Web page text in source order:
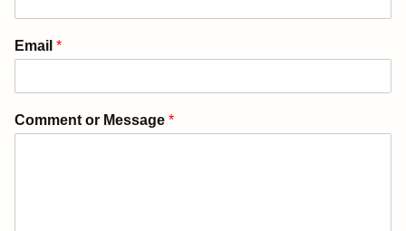
Email *
Comment or Message *
ぴんねず☆ごはんのレシ
ぴんねずの旅のしおり・